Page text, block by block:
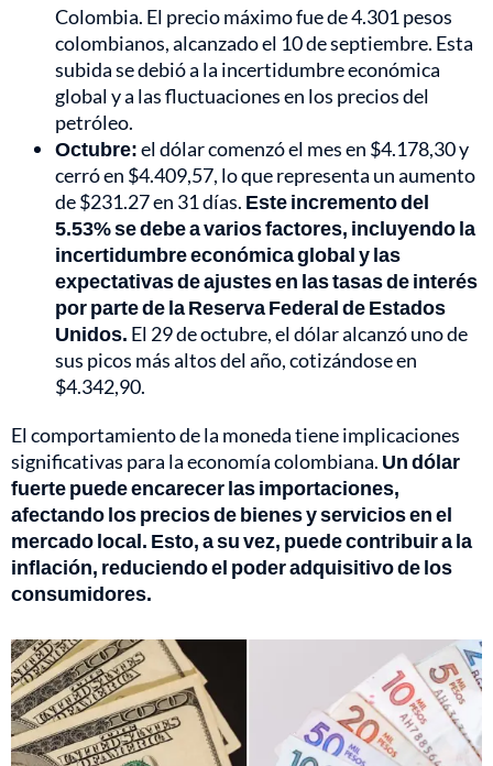
Colombia. El precio máximo fue de 4.301 pesos
colombianos, alcanzado el 10 de septiembre. Esta
subida se debió a la incertidumbre económica
global y a las fluctuaciones en los precios del
petróleo.
Octubre:el dólar comenzó el mes en $4.178,30 y
cerró en $4.409,57, lo que representa un aumento
de $231.27 en 31 días. Este incremento del
5.53% se debe a varios factores, incluyendo la
incertidumbre económica global y las
expectativas de ajustes en las tasas de interés
por parte de la Reserva Federal de Estados
Unidos. El 29 de octubre, el dólar alcanzó uno de
sus picos más altos del año, cotizándose en
$4.342,90.
El comportamiento de la moneda tiene implicaciones
significativas para la economía colombiana. Un dólar
fuerte puede encarecer las importaciones,
afectando los precios de bienes y servicios en el
mercado local. Esto, a su vez, puede contribuir a la
inflación, reduciendo el poder adquisitivo de los
consumidores.